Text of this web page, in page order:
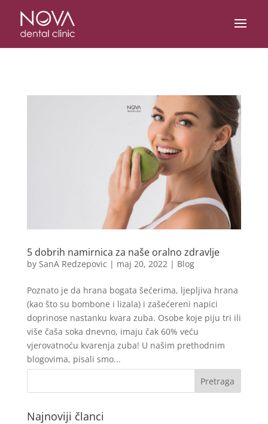
5 dobrih namirnica za naše oralno zdravlje
by SanA Redzepovic | maj 20, 2022| Blog
Poznato je da hrana bogata šećerima, ljepljiva hrana
(kao što su bombone i lizala) i zašećereni napici
doprinose nastanku kvara zuba. Osobe koje piju tri ili
više čaša soka dnevno, imaju čak 60% veću
vjerovatnoću kvarenja zuba! U našim prethodnim
blogovima, pisali smo...
Najnoviji članci